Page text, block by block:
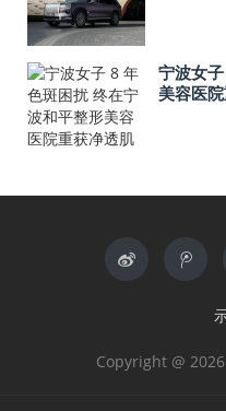
宁波女
美容医
Copyright @